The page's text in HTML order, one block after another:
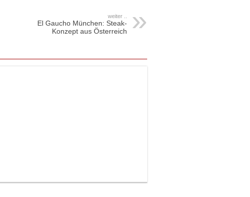
weiter ..
El Gaucho München: Steak-
Konzept aus Österreich